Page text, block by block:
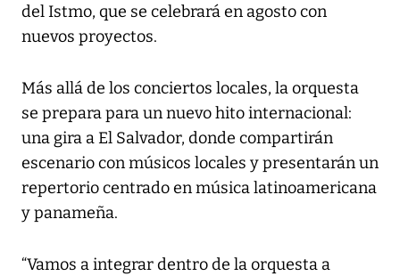
del Istmo, que se celebrará en agosto con
nuevos proyectos.
Más allá de los conciertos locales, la orquesta
se prepara para un nuevo hito internacional:
una gira a El Salvador, donde compartirán
escenario con músicos locales y presentarán un
repertorio centrado en música latinoamericana
y panameña.
“Vamos a integrar dentro de la orquesta a